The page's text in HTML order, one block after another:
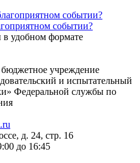
событии?
удобном формате
бюджетное учреждение
и испытательный
Федеральной службы по
д. 24, стр. 16
до 16:45